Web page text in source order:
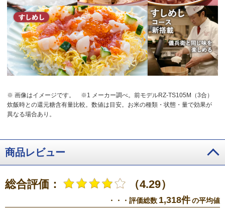
※ 画像はイメージです。
※1 メーカー調べ。前モデルRZ-TS105M（3合）
炊飯時との還元糖含有量比較。数値は目安。お米の種類・状態・量で効果が
異なる場合あり。
商品レビュー
総合評価： （4.29）
・・・評価総数 1,318件の平均値